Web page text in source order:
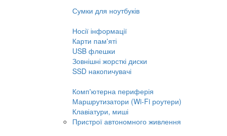
Сумки для ноутбуків
Носії інформації
Карти пам'яті
USB флешки
Зовнішні жорсткі диски
SSD накопичувачі
Комп'ютерна периферія
Маршрутизатори (Wi-Fi роутери)
Клавіатури, миші
Пристрої автономного живлення